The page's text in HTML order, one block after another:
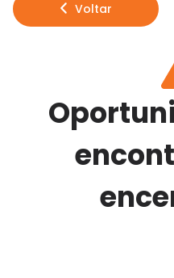
Voltar